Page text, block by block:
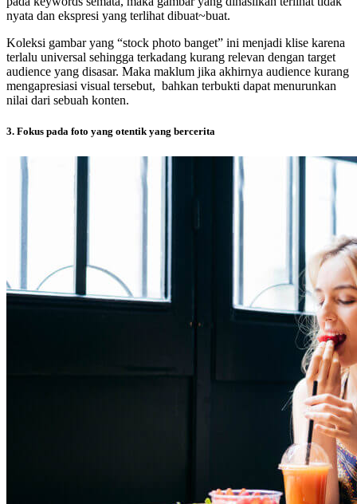
nyata dan ekspresi yang terlihat dibuat~buat.
Koleksi gambar yang “stock photo banget” ini menjadi klise karena
terlalu universal sehingga terkadang kurang relevan dengan target
audience yang disasar. Maka maklum jika akhirnya audience kurang
mengapresiasi visual tersebut, bahkan terbukti dapat menurunkan
nilai dari sebuah konten.
3. Fokus pada foto yang otentik yang bercerita